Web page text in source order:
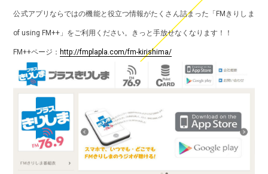
公式アプリならではの機能と役立つ情報がたくさん詰まった「FMきりしま
of using FM++」をご利用ください。きっと手放せなくなります！！
FM++ページ： http://fmplapla.com/fm-kirishima/